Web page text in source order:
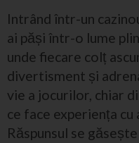
Intrând într-un
ai păși într-o lume
unde fiecare colț
divertisment și
vie a jocurilor, chiar
ce face experiența
Răspunsul se